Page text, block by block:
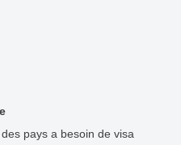
pays a besoin de visa